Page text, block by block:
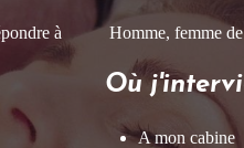
à Homme, femme
Où
A mon cabine